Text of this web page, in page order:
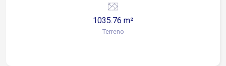
acesso rápido a vias importantes e rodovias.
Potencial de valorização.
1035.76 m²
Terreno